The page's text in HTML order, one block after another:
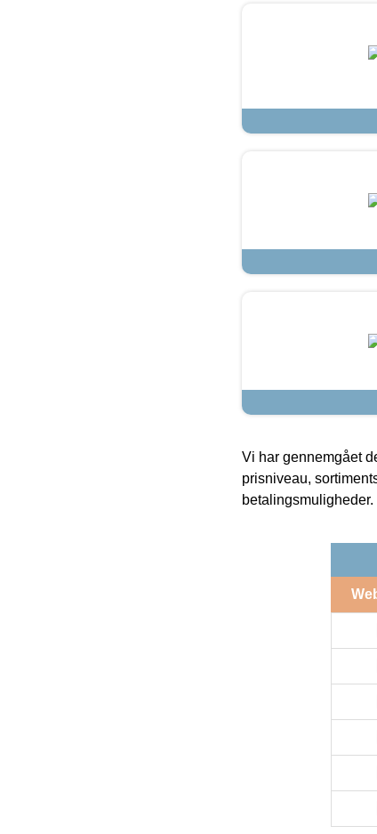
Vi har gennemgået
prisniveau,
betalingsmuligheder.